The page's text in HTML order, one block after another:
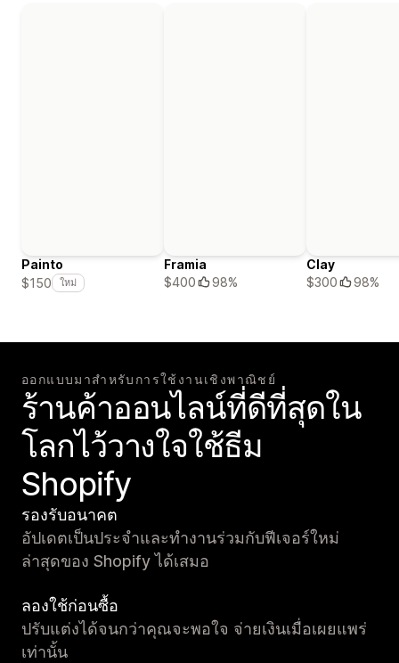
Painto
$150
ใหม่
Framia
$400
98%
Clay
$300
98%
ออกแบบมาสำหรับการใช้งานเชิงพาณิชย์
ร้านค้าออนไลน์ที่ดีที่สุดใน
โลกไว้วางใจใช้ธีม
Shopify
รองรับอนาคต
อัปเดตเป็นประจำและทำงานร่วมกับฟีเจอร์ใหม่
ล่าสุดของ Shopify ได้เสมอ
ลองใช้ก่อนซื้อ
ปรับแต่งได้จนกว่าคุณจะพอใจ จ่ายเงินเมื่อเผยแพร่
เท่านั้น